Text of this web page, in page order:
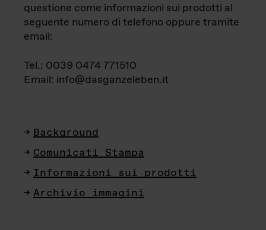
questione come informazioni sui prodotti al
seguente numero di telefono oppure tramite
email:
Tel.: 0039 0474 771510
Email: info@dasganzeleben.it
Background
Comunicati Stampa
Informazioni sui prodotti
Archivio immagini